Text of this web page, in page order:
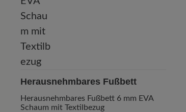
Herausnehmbares Fußbett
Herausnehmbares Fußbett 6 mm EVA
Schaum mit Textilbezug